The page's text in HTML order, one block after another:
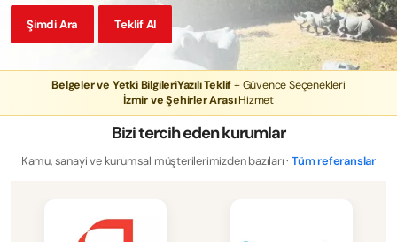
Şimdi Ara Teklif Al
Belgeler ve Yetki BilgileriYazılı Teklif+ Güvence Seçenekleri
İzmir ve Şehirler ArasıHizmet
Bizi tercih eden kurumlar
Kamu, sanayi ve kurumsal müşterilerimizden bazıları ·Tüm referanslar